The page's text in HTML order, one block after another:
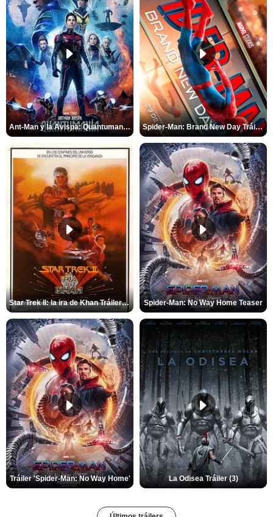
Ant-Man y la Avispa: Quantumanía Tráiler (2) Spider-Man: Brand New Day Tráiler (3)
Star Trek II: la ira de Khan Tráiler VO Spider-Man: No Way Home Teaser
Tráiler 'Spider-Man: No Way Home' La Odisea Tráiler (3)